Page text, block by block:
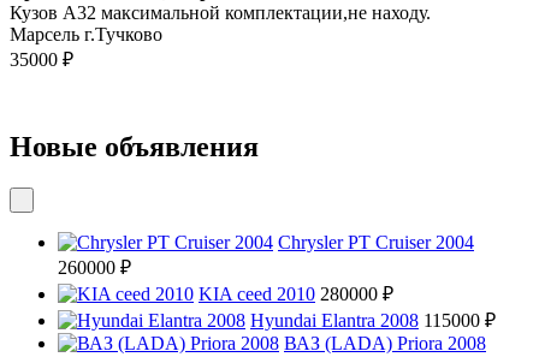
Кузов А32 максимальной комплектации,не находу.
Марсель г.Тучково
35000 ₽
Новые объявления
Chrysler PT Cruiser 2004
260000 ₽
KIA ceed 2010 280000 ₽
Hyundai Elantra 2008 115000 ₽
ВАЗ (LADA) Priora 2008